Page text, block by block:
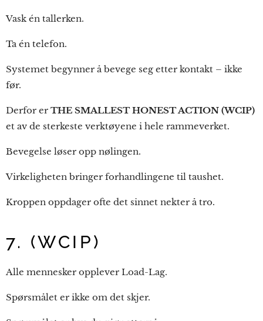
Vask én tallerken.
Ta én telefon.
Systemet begynner å bevege seg etter kontakt – ikke
før.
Derfor er THE SMALLEST HONEST ACTION (WCIP)
et av de sterkeste verktøyene i hele rammeverket.
Bevegelse løser opp nølingen.
Virkeligheten bringer forhandlingene til taushet.
Kroppen oppdager ofte det sinnet nekter å tro.
7. (WCIP)
Alle mennesker opplever Load-Lag.
Spørsmålet er ikke om det skjer.